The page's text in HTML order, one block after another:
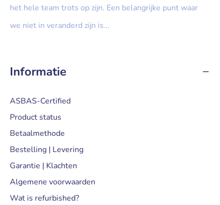
het hele team trots op zijn. Een belangrijke punt waar
we niet in veranderd zijn is...
Informatie
ASBAS-Certified
Product status
Betaalmethode
Bestelling | Levering
Garantie | Klachten
Algemene voorwaarden
Wat is refurbished?